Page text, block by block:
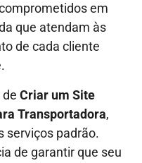
em
que atendam às
de cada cliente
Criar um Site
Transportadora,
serviços padrão.
de garantir que seu